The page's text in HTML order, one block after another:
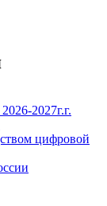
2027г.г.
цифровой